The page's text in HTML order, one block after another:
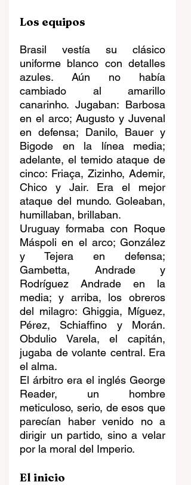
Los equipos
Brasil vestía su clásico
uniforme blanco con detalles
azules. Aún no había
cambiado al amarillo
canarinho. Jugaban: Barbosa
en el arco; Augusto y Juvenal
en defensa; Danilo, Bauer y
Bigode en la línea media;
adelante, el temido ataque de
cinco: Friaça, Zizinho, Ademir,
Chico y Jair. Era el mejor
ataque del mundo. Goleaban,
humillaban, brillaban.
Uruguay formaba con Roque
Máspoli en el arco; González
y Tejera en defensa;
Gambetta, Andrade y
Rodríguez Andrade en la
media; y arriba, los obreros
del milagro: Ghiggia, Míguez,
Pérez, Schiaffino y Morán.
Obdulio Varela, el capitán,
jugaba de volante central. Era
el alma.
El árbitro era el inglés George
Reader, un hombre
meticuloso, serio, de esos que
parecían haber venido no a
dirigir un partido, sino a velar
por la moral del Imperio.
El inicio